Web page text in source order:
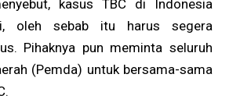
kasus TBC di Indonesia
oleh sebab itu harus segera
Pihaknya pun meminta seluruh
(Pemda) untuk bersama-sama